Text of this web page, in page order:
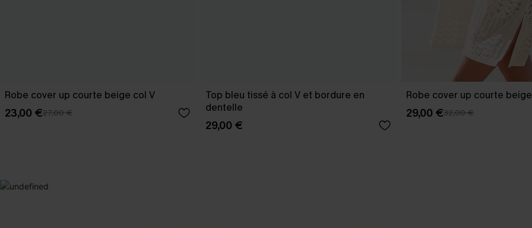
Robe cover up courte beige col V
23,00 €27,00 €
Top bleu tissé à col V et bordure en
dentelle
29,00 €
Robe cover up courte
29,00 €32,00 €